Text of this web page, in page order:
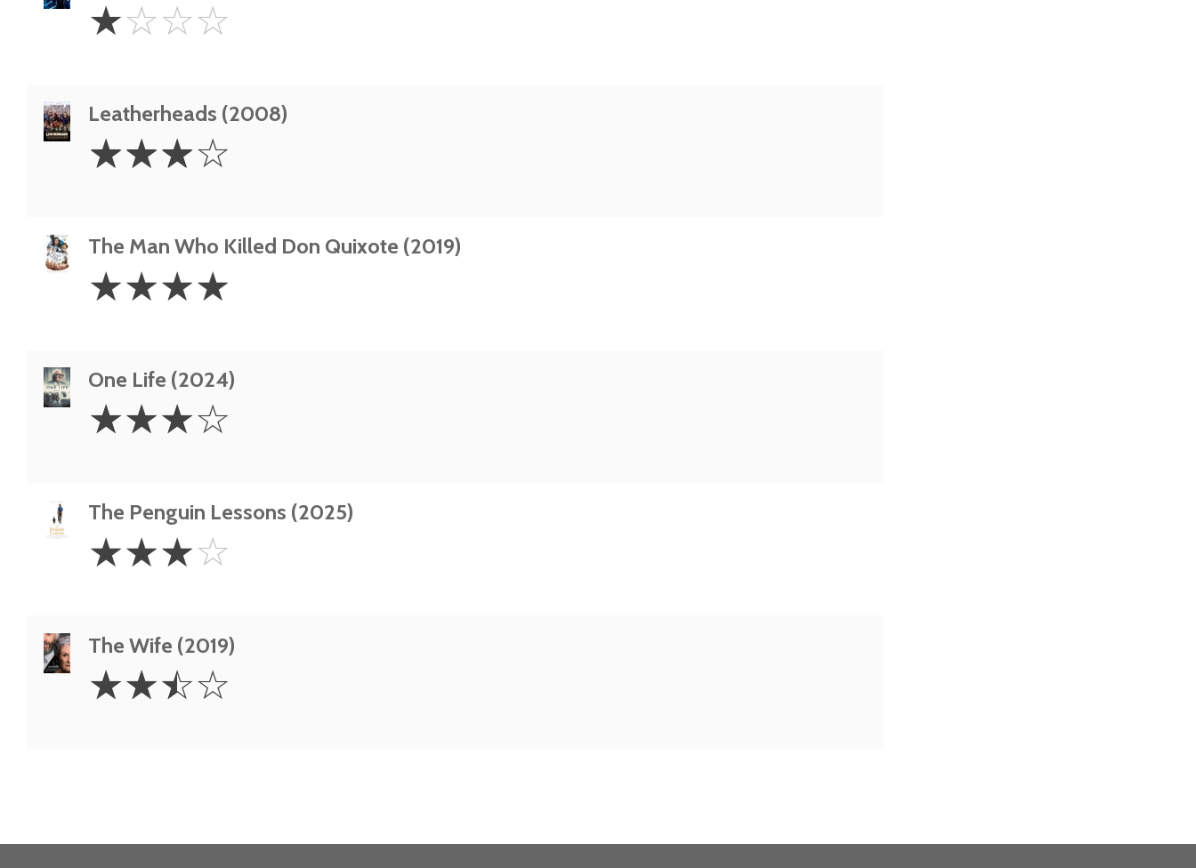
Star
☆☆☆☆
Leatherheads (2008)
Stars
☆☆☆☆
The Man Who Killed Don Quixote (2019)
Stars
☆☆☆☆
One Life (2024)
Stars
☆☆☆☆
The Penguin Lessons (2025)
Stars
☆☆☆☆
The Wife (2019)
2.5
Stars
☆☆☆☆